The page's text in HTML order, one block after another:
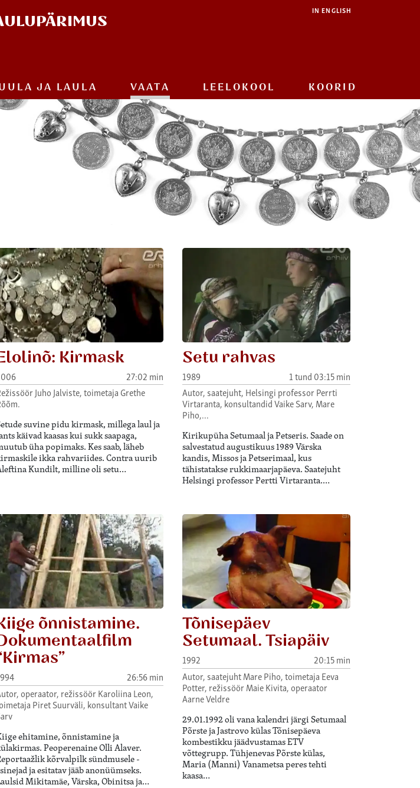
IN ENGLISH
JA LAULA VAATA LEELOKOOL KOORID
Kirmask
27:02 min
Juho Jalviste, toimetaja Grethe
suvine pidu kirmask, millega laul ja
käivad kaasas kui sukk saapaga,
üha popimaks. Kes saab, läheb
ikka rahvariides. Contra uurib
Kundilt, milline oli setu…
Setu rahvas
1989
1 tund 03:15 min
Autor, saatejuht, Helsingi professor Perrti
Virtaranta, konsultandid Vaike Sarv, Mare
Piho,…
Kirikupüha Setumaal ja Petseris. Saade on
salvestatud augustikuus 1989 Värska
kandis, Missos ja Petserimaal, kus
tähistatakse rukkimaarjapäeva. Saatejuht
Helsingi professor Pertti Virtaranta.…
õnnistamine.
26:56 min
operaator, režissöör Karoliina Leon,
Piret Suurväli, konsultant Vaike
ehitamine, õnnistamine ja
Peoperenaine Olli Alaver.
kõrvalpilk sündmusele -
ja esitatav jääb anonüümseks.
Mikitamäe, Värska, Obinitsa ja…
Tõnisepäev
Setumaal. Tsiapäiv
1992
20:15 min
Autor, saatejuht Mare Piho, toimetaja Eeva
Potter, režissöör Maie Kivita, operaator
Aarne Veldre
29.01.1992 oli vana kalendri järgi Setumaal
Põrste ja Jastrovo külas Tõnisepäeva
kombestikku jäädvustamas ETV
võttegrupp. Tühjenevas Põrste külas,
Maria (Manni) Vanametsa peres tehti
kaasa…